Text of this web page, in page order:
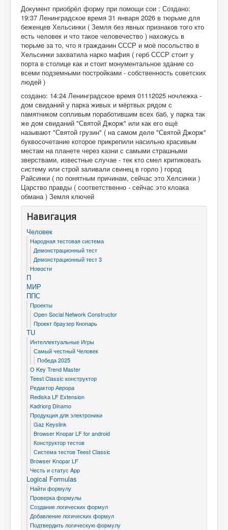
Документ приобрёл форму при помощи сои : Создано:
19:37 Ленинградское время 31 января 2026 в тюрьме для
беженцев Хельсинки ( Земля без явных признаков того кто
есть человек и что такое человечество ) нахожусь в
тюрьме за то, что я гражданин СССР и моё посольство в
Хельсинки захватила нарко мафия ( герб СССР стоит у
порта в столице как и стоит монументальное здание со
всеми подземными постройками - собственность советских
людей )
создано: 14:24 Ленинградское время 01112025 ночлежка -
дом свиданий у парка живых и мёртвых рядом с
памятником сопливым поработившим всех баб, у парка так
же дом свиданий "Святой Джорж" или как его ещё
называют "Святой грузин" ( на самом деле "Святой Джорж"
буквосочетание которое прикрепили насильно красивым
местам на планете через казни с самыми страшными
зверствами, известные случае - тек кто смел критиковать
систему или строй заливали свинец в горло ) город
Райсинки ( по понятным причинам, сейчас это Хелсинки )
Царство правды ( соответственно - сейчас это клоака
обмана ) Земля ключей
Навигация
Человек
Народная тестовая система
Демонстрационный тест
Демонстрационный тест 3
Новости
П
МИР
ППС
Проекты
Open Social Network Constructor
Проект браузер Кнопарь
TU
Интеллектуальные Игры
Самый честный Человек
Победа 2025
O Key Trend Master
Teest Classic конструктор
Редактор Аврора
Rediska LF Extension
Kadriorg Dinamo
Продукция для электроники
Gaz Keyslink
Browser Knopar LF for android
Конструктор тестов
Система тестов Teest Classic
Browser Knopar LF
Честь и статус App
Logical Formulas
Найти формулу
Проверка формулы
Создание логических формул
Добавление логических формул
Подтвердить логическую формулу